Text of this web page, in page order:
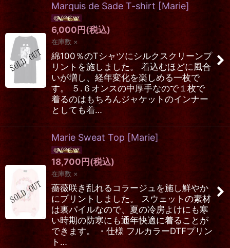
Marquis de Sade T-shirt [Marie]
6,000 円 (税込)
在庫数 ×
綿100％のTシャツにシルクスクリーンプ
リントを施しました。 着込むほどに風合
いが増し、経年変化を楽しめる一枚で
す。 ５.６オンスの中厚手なので１枚で
着るのはもちろんジャケットのインナー
としても着…
Marie Sweat Top [Marie]
18,700 円 (税込)
在庫数 ×
薔薇咲き乱れるコラージュを施し鮮やか
にプリントしました。 スウェットの素材
は裏パイルなので、夏の冷房よけにも寒
い時期の防寒にも通年快適に着ることが
できます。 ・仕様 フルカラーDTFプリン
ト…